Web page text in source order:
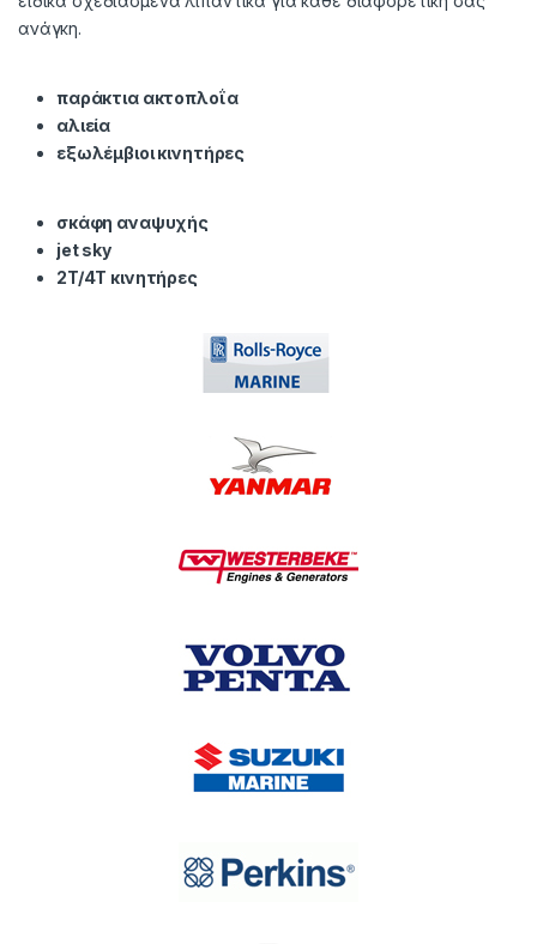
ανάγκη.
παράκτια ακτοπλοΐα
αλιεία
εξωλέμβιοι κινητήρες
σκάφη αναψυχής
jet sky
2T/4T κινητήρες